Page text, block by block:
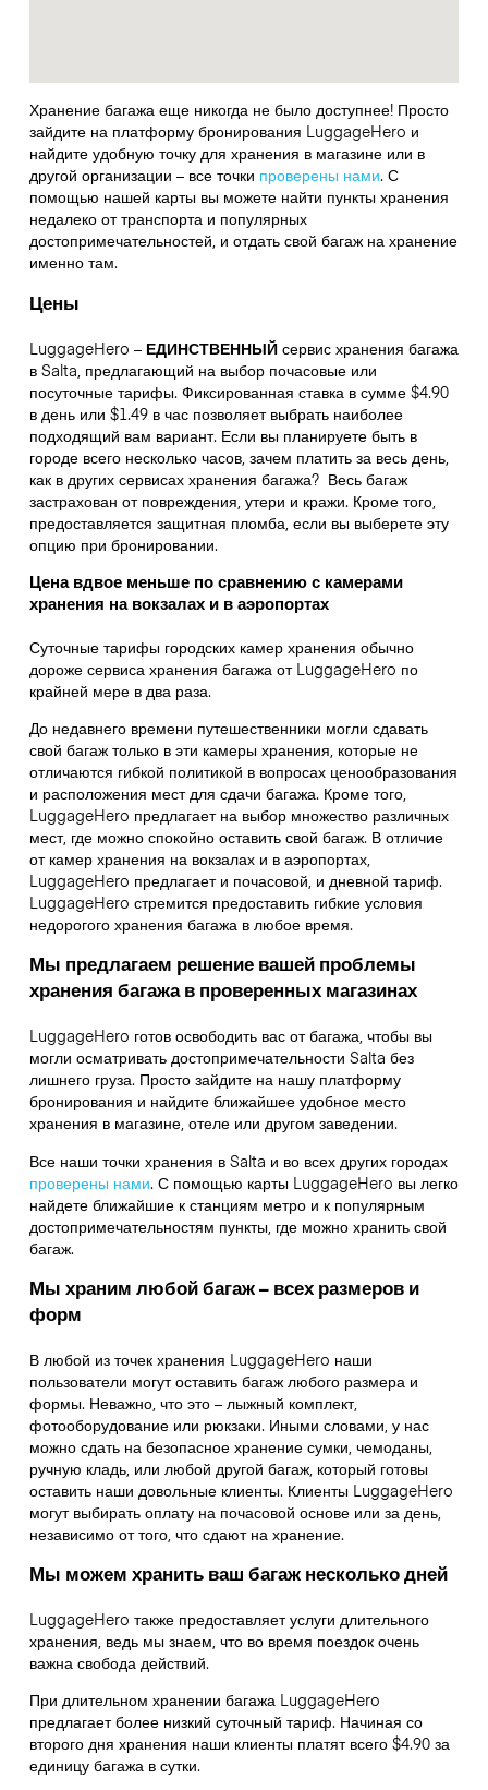
Хранение багажа еще никогда не было доступнее! Просто
зайдите на платформу бронирования LuggageHero и
найдите удобную точку для хранения в магазине или в
другой организации – все точки проверены нами. С
помощью нашей карты вы можете найти пункты хранения
недалеко от транспорта и популярных
достопримечательностей, и отдать свой багаж на хранение
именно там.
Цены
LuggageHero – ЕДИНСТВЕННЫЙсервис хранения багажа
в Salta, предлагающий на выбор почасовые или
посуточные тарифы. Фиксированная ставка в сумме $4.90
в день или $1.49 в час позволяет выбрать наиболее
подходящий вам вариант. Если вы планируете быть в
городе всего несколько часов, зачем платить за весь день,
как в других сервисах хранения багажа? Весь багаж
застрахован от повреждения, утери и кражи. Кроме того,
предоставляется защитная пломба, если вы выберете эту
опцию при бронировании.
Цена вдвое меньше по сравнению с камерами
хранения на вокзалах и в аэропортах
Суточные тарифы городских камер хранения обычно
дороже сервиса хранения багажа от LuggageHero по
крайней мере в два раза.
До недавнего времени путешественники могли сдавать
свой багаж только в эти камеры хранения, которые не
отличаются гибкой политикой в вопросах ценообразования
и расположения мест для сдачи багажа. Кроме того,
LuggageHero предлагает на выбор множество различных
мест, где можно спокойно оставить свой багаж. В отличие
от камер хранения на вокзалах и в аэропортах,
LuggageHero предлагает и почасовой, и дневной тариф.
LuggageHero стремится предоставить гибкие условия
недорогого хранения багажа в любое время.
Мы предлагаем решение вашей проблемы
хранения багажа в проверенных магазинах
LuggageHero готов освободить вас от багажа, чтобы вы
могли осматривать достопримечательности Salta без
лишнего груза. Просто зайдите на нашу платформу
бронирования и найдите ближайшее удобное место
хранения в магазине, отеле или другом заведении.
Все наши точки хранения в Salta и во всех других городах
проверены нами. С помощью карты LuggageHero вы легко
найдете ближайшие к станциям метро и к популярным
достопримечательностям пункты, где можно хранить свой
багаж.
Мы храним любой багаж – всех размеров и
форм
В любой из точек хранения LuggageHero наши
пользователи могут оставить багаж любого размера и
формы. Неважно, что это – лыжный комплект,
фотооборудование или рюкзаки. Иными словами, у нас
можно сдать на безопасное хранение сумки, чемоданы,
ручную кладь, или любой другой багаж, который готовы
оставить наши довольные клиенты. Клиенты LuggageHero
могут выбирать оплату на почасовой основе или за день,
независимо от того, что сдают на хранение.
Мы можем хранить ваш багаж несколько дней
LuggageHero также предоставляет услуги длительного
хранения, ведь мы знаем, что во время поездок очень
важна свобода действий.
При длительном хранении багажа LuggageHero
предлагает более низкий суточный тариф. Начиная со
второго дня хранения наши клиенты платят всего $4.90 за
единицу багажа в сутки.